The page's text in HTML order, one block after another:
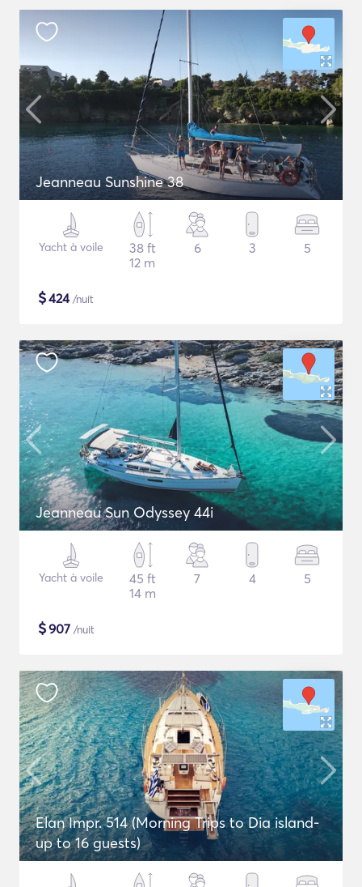
Jeanneau Sunshine 38
Yacht à voile
38 ft
12 m
6 3 5
$424/nuit
Jeanneau Sun Odyssey 44i
Yacht à voile
45 ft
14 m
7 4 5
$907 /nuit
Elan Impr. 514 (Morning Trips to Dia island-
up to 16 guests)